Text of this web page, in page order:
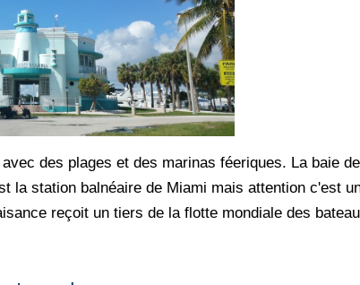
des plages et des marinas féeriques. La baie
la station balnéaire de Miami mais attention c'est
reçoit un tiers de la flotte mondiale des